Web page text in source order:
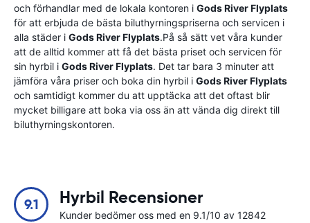
och förhandlar med de lokala kontoren i Gods River Flyplats
för att erbjuda de bästa biluthyrningspriserna och servicen i
alla städer i Gods River Flyplats.På så sätt vet våra kunder
att de alltid kommer att få det bästa priset och servicen för
sin hyrbil i Gods River Flyplats. Det tar bara 3 minuter att
jämföra våra priser och boka din hyrbil i Gods River Flyplats
och samtidigt kommer du att upptäcka att det oftast blir
mycket billigare att boka via oss än att vända dig direkt till
biluthyrningskontoren.
9.1 Hyrbil Recensioner
Kunder bedömer oss med en 9.1/10 av 12842